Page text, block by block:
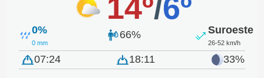
14º/6º
0%
0 mm
66% Suroeste
26-52 km/h
07:24 18:11 33%